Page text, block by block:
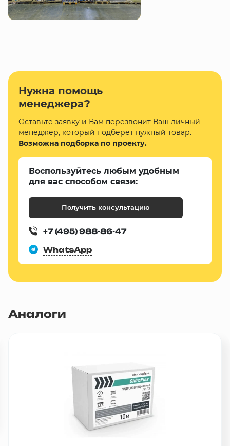
Нужна помощь
менеджера?
Оставьте заявку и Вам перезвонит Ваш личный
менеджер, который подберет нужный товар.
Возможна подборка по проекту.
Воспользуйтесь любым удобным
для вас способом связи:
Получить консультацию
+7 (495) 988-86-47
WhatsApp
Аналоги